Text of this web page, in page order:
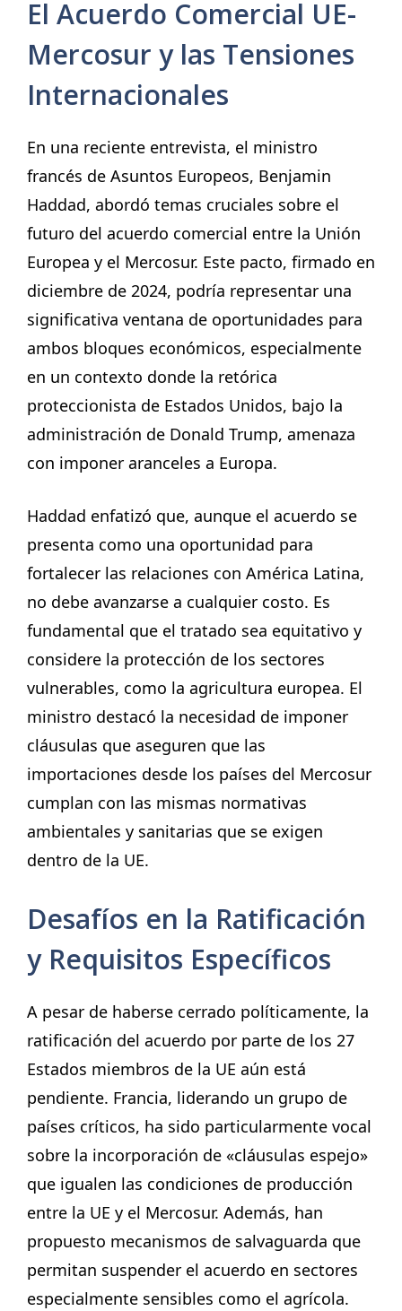
El Acuerdo Comercial UE-
Mercosur y las Tensiones
Internacionales
En una reciente entrevista, el ministro
francés de Asuntos Europeos, Benjamin
Haddad, abordó temas cruciales sobre el
futuro del acuerdo comercial entre la Unión
Europea y el Mercosur. Este pacto, firmado en
diciembre de 2024, podría representar una
significativa ventana de oportunidades para
ambos bloques económicos, especialmente
en un contexto donde la retórica
proteccionista de Estados Unidos, bajo la
administración de Donald Trump, amenaza
con imponer aranceles a Europa.
Haddad enfatizó que, aunque el acuerdo se
presenta como una oportunidad para
fortalecer las relaciones con América Latina,
no debe avanzarse a cualquier costo. Es
fundamental que el tratado sea equitativo y
considere la protección de los sectores
vulnerables, como la agricultura europea. El
ministro destacó la necesidad de imponer
cláusulas que aseguren que las
importaciones desde los países del Mercosur
cumplan con las mismas normativas
ambientales y sanitarias que se exigen
dentro de la UE.
Desafíos en la Ratificación
y Requisitos Específicos
A pesar de haberse cerrado políticamente, la
ratificación del acuerdo por parte de los 27
Estados miembros de la UE aún está
pendiente. Francia, liderando un grupo de
países críticos, ha sido particularmente vocal
sobre la incorporación de «cláusulas espejo»
que igualen las condiciones de producción
entre la UE y el Mercosur. Además, han
propuesto mecanismos de salvaguarda que
permitan suspender el acuerdo en sectores
especialmente sensibles como el agrícola.